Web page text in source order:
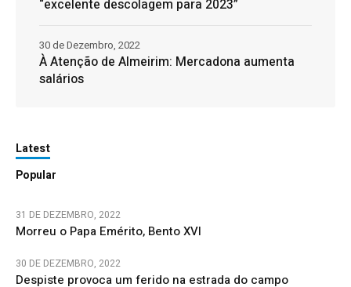
“excelente descolagem para 2023”
À Atenção de Almeirim: Mercadona aumenta
salários
30 de Dezembro, 2022
Latest
Popular
31 DE DEZEMBRO, 2022
Morreu o Papa Emérito, Bento XVI
30 DE DEZEMBRO, 2022
Despiste provoca um ferido na estrada do campo